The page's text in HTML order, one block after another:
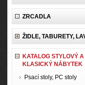
ZRCADLA
ŽIDLE, TABURETY,
KATALOG STYLOVÝ A
KLASICKÝ NÁBYTEK
Psací stoly, PC stoly